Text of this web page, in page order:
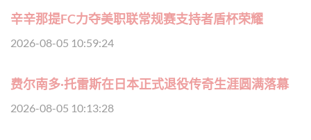
辛辛那提FC力夺美职联常规赛支持者盾杯荣耀
2026-08-05 10:59:24
费尔南多·托雷斯在日本正式退役传奇生涯圆满落幕
2026-08-05 10:13:28